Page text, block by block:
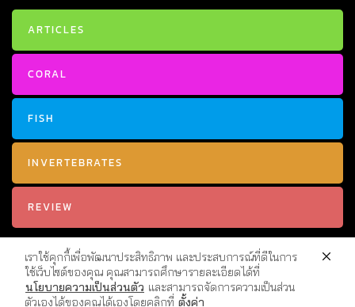
ARTICLES
CORAL
FISH
INVERTEBRATES
REVIEW
เราใช้คุกกี้เพื่อพัฒนาประสิทธิภาพ และประสบการณ์ที่ดีในการ
ใช้เว็บไซต์ของคุณ คุณสามารถศึกษารายละเอียดได้ที่
นโยบายความเป็นส่วนตัว และสามารถจัดการความเป็นส่วน
ตัวเองได้ของคุณได้เองโดยคลิกที่ ตั้งค่า